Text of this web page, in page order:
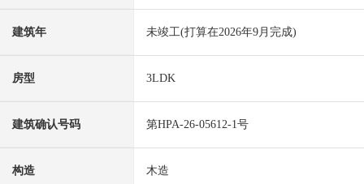
建筑年 未竣工(打算在2026年9月完成)
房型 3LDK
建筑确认号码 第HPA-26-05612-1号
构造 木造